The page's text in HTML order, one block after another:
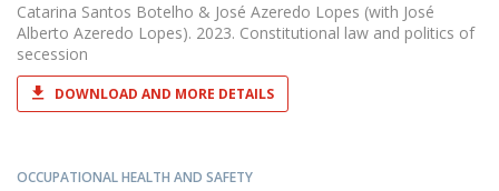
Catarina Santos Botelho & José Azeredo Lopes (with José
Alberto Azeredo Lopes). 2023. Constitutional law and politics of
secession
DOWNLOAD AND MORE DETAILS
OCCUPATIONAL HEALTH AND SAFETY